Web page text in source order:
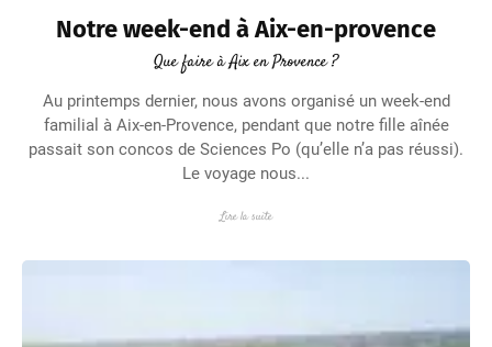
Notre week-end à Aix-en-provence
Que faire à Aix en Provence ?
Au printemps dernier, nous avons organisé un week-end
familial à Aix-en-Provence, pendant que notre fille aînée
passait son concos de Sciences Po (qu’elle n’a pas réussi).
Le voyage nous...
Lire la suite